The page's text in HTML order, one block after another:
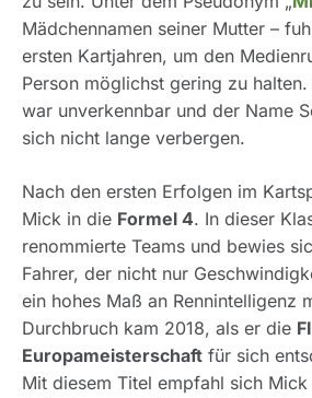
Mädchennamen seiner Mutter –
ersten Kartjahren, um den
Person möglichst gering zu
war unverkennbar und der Name
sich nicht lange verbergen.
Nach den ersten Erfolgen im
Mick in die Formel 4. In dieser
renommierte Teams und bewies
Fahrer, der nicht nur
ein hohes Maß an Rennintelligenz
Durchbruch kam 2018, als er die
Europameisterschaft für sich
Mit diesem Titel empfahl sich